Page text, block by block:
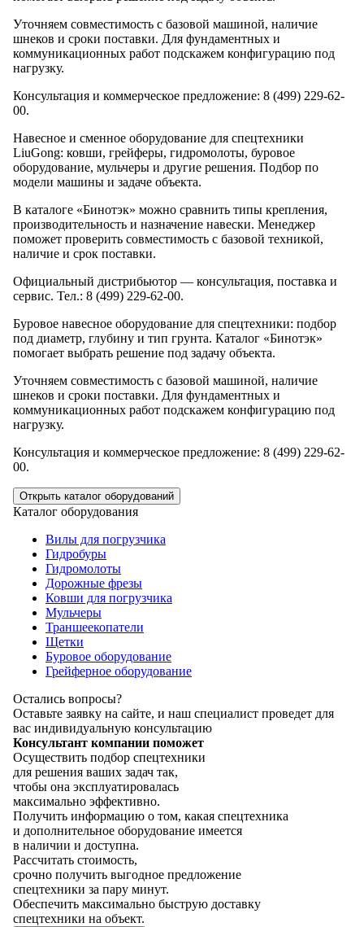
Уточняем совместимость с базовой машиной, наличие
шнеков и сроки поставки. Для фундаментных и
коммуникационных работ подскажем конфигурацию под
нагрузку.
Консультация и коммерческое предложение: 8 (499) 229-62-
00.
Навесное и сменное оборудование для спецтехники
LiuGong: ковши, грейферы, гидромолоты, буровое
оборудование, мульчеры и другие решения. Подбор по
модели машины и задаче объекта.
В каталоге «Бинотэк» можно сравнить типы крепления,
производительность и назначение навески. Менеджер
поможет проверить совместимость с базовой техникой,
наличие и срок поставки.
Официальный дистрибьютор — консультация, поставка и
сервис. Тел.: 8 (499) 229-62-00.
Буровое навесное оборудование для спецтехники: подбор
под диаметр, глубину и тип грунта. Каталог «Бинотэк»
помогает выбрать решение под задачу объекта.
Уточняем совместимость с базовой машиной, наличие
шнеков и сроки поставки. Для фундаментных и
коммуникационных работ подскажем конфигурацию под
нагрузку.
Консультация и коммерческое предложение: 8 (499) 229-62-
00.
Открыть каталог оборудований
Каталог оборудования
Вилы для погрузчика
Гидробуры
Гидромолоты
Дорожные фрезы
Ковши для погрузчика
Мульчеры
Траншеекопатели
Щетки
Буровое оборудование
Грейферное оборудование
Остались вопросы?
Оставьте заявку на сайте, и наш специалист проведет для
вас индивидуальную консультацию
Консультант компании поможет
Осуществить подбор спецтехники
для решения ваших задач так,
чтобы она эксплуатировалась
максимально эффективно.
Получить информацию о том, какая спецтехника
и дополнительное оборудование имеется
в наличии и доступна.
Рассчитать стоимость,
срочно получить выгодное предложение
спецтехники за пару минут.
Обеспечить максимально быструю доставку
спецтехники на объект.